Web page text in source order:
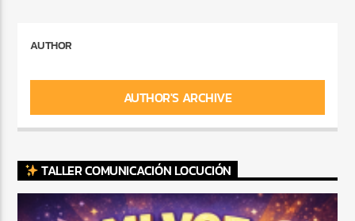
AUTHOR
AUTHOR'S ARCHIVE
TALLER COMUNICACIÓN LOCUCIÓN